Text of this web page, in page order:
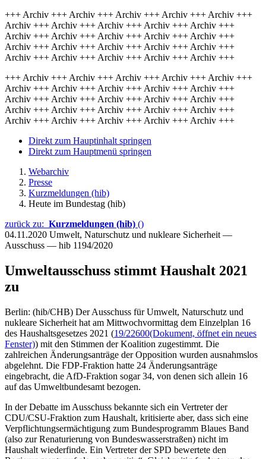
+++ Archiv +++ Archiv +++ Archiv +++ Archiv +++ Archiv +++
Archiv +++ Archiv +++ Archiv +++ Archiv +++ Archiv +++
Archiv +++ Archiv +++ Archiv +++ Archiv +++ Archiv +++
Archiv +++ Archiv +++ Archiv +++ Archiv +++ Archiv +++
Archiv +++ Archiv +++ Archiv +++ Archiv +++ Archiv +++
+++ Archiv +++ Archiv +++ Archiv +++ Archiv +++ Archiv +++
Archiv +++ Archiv +++ Archiv +++ Archiv +++ Archiv +++
Archiv +++ Archiv +++ Archiv +++ Archiv +++ Archiv +++
Archiv +++ Archiv +++ Archiv +++ Archiv +++ Archiv +++
Archiv +++ Archiv +++ Archiv +++ Archiv +++ Archiv +++
Direkt zum Hauptinhalt springen
Direkt zum Hauptmenü springen
Webarchiv
Presse
Kurzmeldungen (hib)
Heute im Bundestag (hib)
zurück zu: Kurzmeldungen (hib) ()
04.11.2020 Umwelt, Naturschutz und nukleare Sicherheit —
Ausschuss — hib 1194/2020
Umweltausschuss stimmt Haushalt 2021
zu
Berlin: (hib/CHB) Der Ausschuss für Umwelt, Naturschutz und
nukleare Sicherheit hat am Mittwochvormittag dem Einzelplan 16
des Haushaltsgesetzes 2021 (19/22600(Dokument, öffnet ein neues
Fenster)) mit den Stimmen der Koalition zugestimmt. Die
zahlreichen Änderungsanträge der Opposition wurden ausnahmslos
abgelehnt. Die FDP-Fraktion hatte 24 Änderungsanträge
eingebracht, die AfD-Fraktion sogar 34, von denen sich allein 16
auf das Umweltbundesamt bezogen.
In der Debatte im Ausschuss bekannte sich ein Vertreter der
CDU/CSU-Fraktion zum Haushalt, kritisierte aber, dass sich eine
Verpflichtungsermächtigung zum Bundesprogramm Blaues Band
(also zur Renaturierung von Bundeswasserstraßen) nicht im
Haushalt wiederfinde. Ein Vertreter der SPD bewertete den